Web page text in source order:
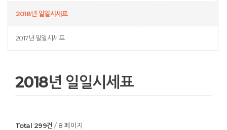
2018년 일일시세표
2017년 일일시세표
2018년 일일시세표
Total 299건 8 페이지